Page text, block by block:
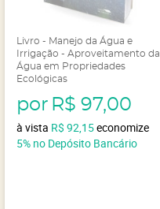
Livro - Manejo da Água e
Irrigação - Aproveitamento da
Água em Propriedades
Ecológicas
por R$ 97,00
à vista R$ 92,15economize
5% no Depósito Bancário